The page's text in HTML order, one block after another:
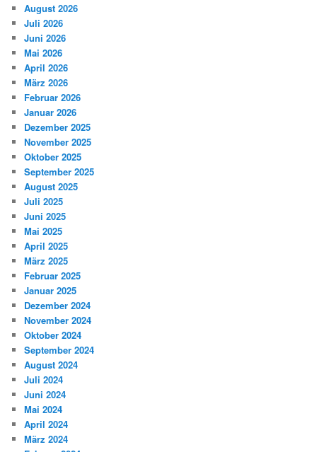
August 2026
Juli 2026
Juni 2026
Mai 2026
April 2026
März 2026
Februar 2026
Januar 2026
Dezember 2025
November 2025
Oktober 2025
September 2025
August 2025
Juli 2025
Juni 2025
Mai 2025
April 2025
März 2025
Februar 2025
Januar 2025
Dezember 2024
November 2024
Oktober 2024
September 2024
August 2024
Juli 2024
Juni 2024
Mai 2024
April 2024
März 2024